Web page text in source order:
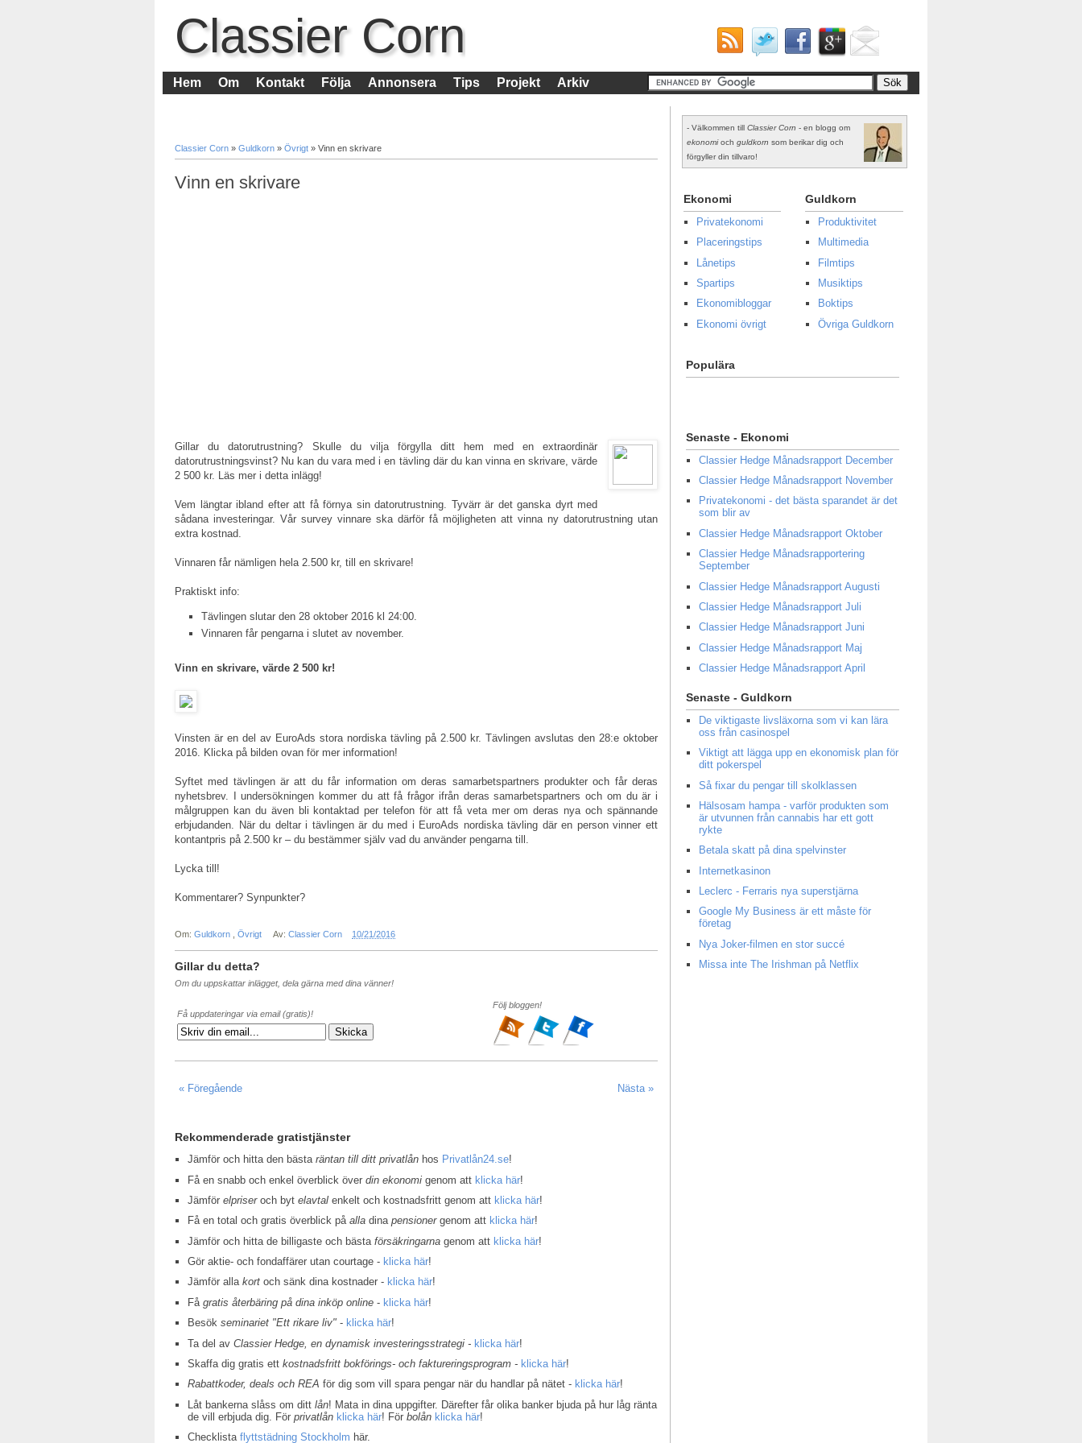
Classier Corn
Hem Om Kontakt Följa Annonsera Tips Projekt Arkiv
Classier Corn » Guldkorn » Övrigt » Vinn en skrivare
Vinn en skrivare
Gillar du datorutrustning? Skulle du vilja förgylla ditt hem med en extraordinär
datorutrustningsvinst? Nu kan du vara med i en tävling där du kan vinna en skrivare, värde
2 500 kr. Läs mer i detta inlägg!
Vem längtar ibland efter att få förnya sin datorutrustning. Tyvärr är det ganska dyrt med
sådana investeringar. Vår survey vinnare ska därför få möjligheten att vinna ny datorutrustning utan
extra kostnad.
Vinnaren får nämligen hela 2.500 kr, till en skrivare!
Praktiskt info:
Tävlingen slutar den 28 oktober 2016 kl 24:00.
Vinnaren får pengarna i slutet av november.
Vinn en skrivare, värde 2 500 kr!
Vinsten är en del av EuroAds stora nordiska tävling på 2.500 kr. Tävlingen avslutas den 28:e oktober
2016. Klicka på bilden ovan för mer information!
Syftet med tävlingen är att du får information om deras samarbetspartners produkter och får deras
nyhetsbrev. I undersökningen kommer du att få frågor ifrån deras samarbetspartners och om du är i
målgruppen kan du även bli kontaktad per telefon för att få veta mer om deras nya och spännande
erbjudanden. När du deltar i tävlingen är du med i EuroAds nordiska tävling där en person vinner ett
kontantpris på 2.500 kr – du bestämmer själv vad du använder pengarna till.
Lycka till!
Kommentarer? Synpunkter?
Om: Guldkorn Övrigt Av:Classier Corn 10/21/2016
Gillar du detta?
Om du uppskattar inlägget, dela gärna med dina vänner!
Få uppdateringar via email (gratis)!
Följ bloggen!
« Föregående Nästa »
Rekommenderade gratistjänster
Jämför och hitta den bästaräntan till ditt privatlån hos Privatlån24.se!
Få en snabb och enkel överblick överdin ekonomi genom att klicka här!
Jämförelpriseroch bytelavtal enkelt och kostnadsfritt genom att klicka här!
Få en total och gratis överblick påalla dinapensionergenom att klicka här!
Jämför och hitta de billigaste och bästaförsäkringarna genom att klicka här!
Gör aktie- och fondaffärer utan courtage - klicka här!
Jämför allakort och sänk dina kostnader - klicka här!
Fågratis återbäring på dina inköp online - klicka här!
Besökseminariet "Ett rikare liv" - klicka här!
Ta del avClassier Hedge, en dynamisk investeringsstrategi - klicka här!
Skaffa dig gratis ettkostnadsfritt bokförings- och faktureringsprogram - klicka här!
Rabattkoder, deals och REA för dig som vill spara pengar när du handlar på nätet - klicka här!
Låt bankerna slåss om dittlån! Mata in dina uppgifter. Därefter får olika banker bjuda på hur låg ränta
de vill erbjuda dig. Förprivatlån klicka här! Förbolån klicka här!
Checklistaflyttstädning Stockholm här.
- Välkommen till Classier Corn - en blogg om
ekonomioch guldkorn som berikar dig och
förgyller din tillvaro!
Ekonomi
Privatekonomi
Placeringstips
Lånetips
Spartips
Ekonomibloggar
Ekonomi övrigt
Guldkorn
Produktivitet
Multimedia
Filmtips
Musiktips
Boktips
Övriga Guldkorn
Populära
Senaste - Ekonomi
Classier Hedge Månadsrapport December
Classier Hedge Månadsrapport November
Privatekonomi - det bästa sparandet är det
som blir av
Classier Hedge Månadsrapport Oktober
Classier Hedge Månadsrapportering
September
Classier Hedge Månadsrapport Augusti
Classier Hedge Månadsrapport Juli
Classier Hedge Månadsrapport Juni
Classier Hedge Månadsrapport Maj
Classier Hedge Månadsrapport April
Senaste - Guldkorn
De viktigaste livsläxorna som vi kan lära
oss från casinospel
Viktigt att lägga upp en ekonomisk plan för
ditt pokerspel
Så fixar du pengar till skolklassen
Hälsosam hampa - varför produkten som
är utvunnen från cannabis har ett gott
rykte
Betala skatt på dina spelvinster
Internetkasinon
Leclerc - Ferraris nya superstjärna
Google My Business är ett måste för
företag
Nya Joker-filmen en stor succé
Missa inte The Irishman på Netflix